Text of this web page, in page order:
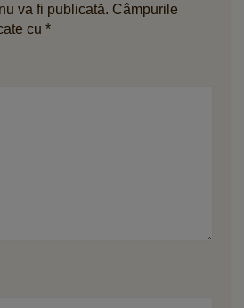
va fi publicată. Câmpurile
cu *